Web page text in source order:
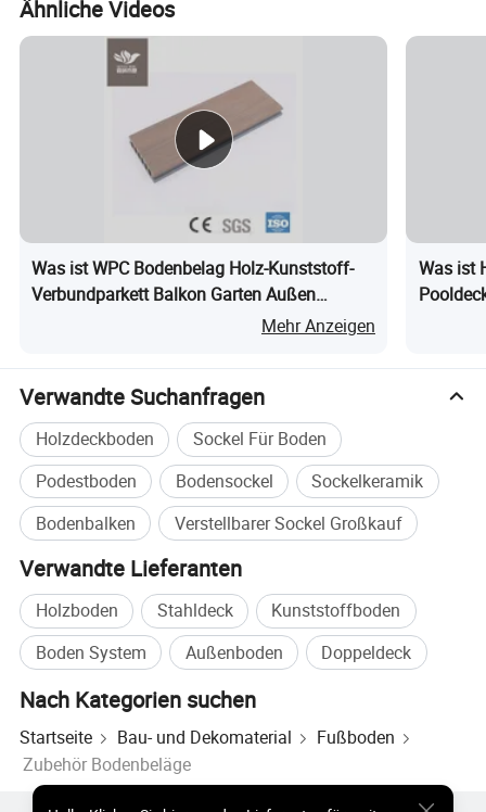
Verpackung Und Lieferung
Ähnliche Videos
Was ist WPC Bodenbelag Holz-Kunststoff-
Verbundparkett Balkon Garten Außen
Mehr Anzeigen
Was ist
Verwandte Suchanfragen
Holzdeckboden
Sockel Für Boden
Podestboden
Bodensockel
Sockelkeramik
Bodenbalken
Verstellbarer Sockel Großkauf
Verwandte Lieferanten
Holzboden Stahldeck
Kunststoffboden
Boden System
Außenboden Doppeldeck
Nach Kategorien suchen
Startseite Bau- und Dekomaterial
Fußboden
Zubehör Bodenbeläge